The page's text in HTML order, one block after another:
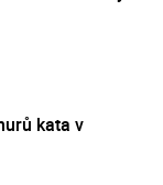
kata v